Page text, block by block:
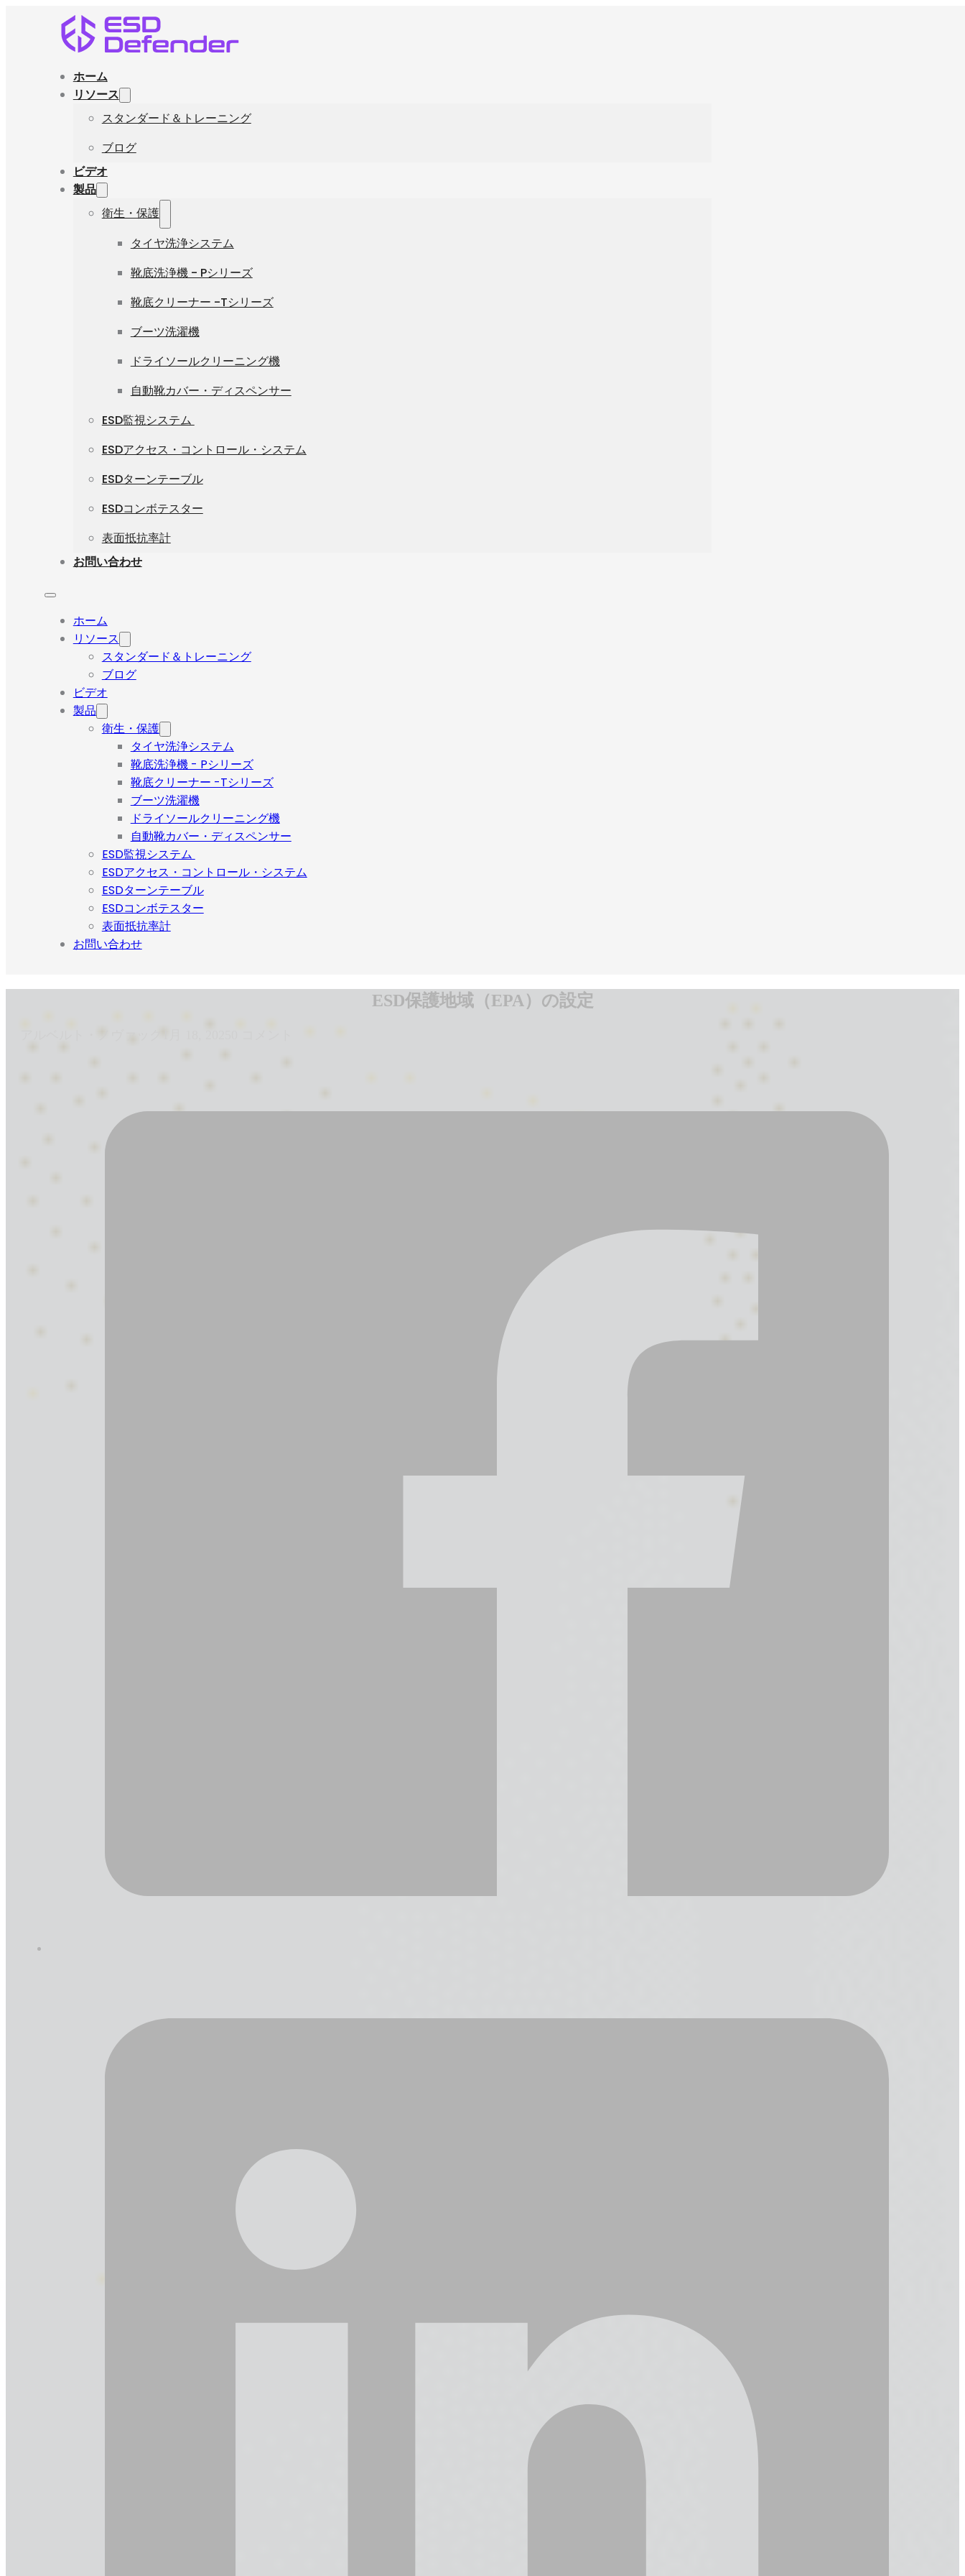
ホーム
リソース
スタンダード＆トレーニング
ブログ
ビデオ
製品
衛生・保護
タイヤ洗浄システム
靴底洗浄機 - Pシリーズ
靴底クリーナー -Tシリーズ
ブーツ洗濯機
ドライソールクリーニング機
自動靴カバー・ディスペンサー
ESD監視システム
ESDアクセス・コントロール・システム
ESDターンテーブル
ESDコンボテスター
表面抵抗率計
お問い合わせ
ホーム
リソース
スタンダード＆トレーニング
ブログ
ビデオ
製品
衛生・保護
タイヤ洗浄システム
靴底洗浄機 - Pシリーズ
靴底クリーナー -Tシリーズ
ブーツ洗濯機
ドライソールクリーニング機
自動靴カバー・ディスペンサー
ESD監視システム
ESDアクセス・コントロール・システム
ESDターンテーブル
ESDコンボテスター
表面抵抗率計
お問い合わせ
ESD保護地域（EPA）の設定